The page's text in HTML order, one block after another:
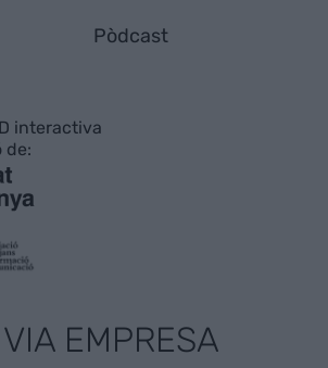
Pòdcast
interactiva
de:
EMPRESA